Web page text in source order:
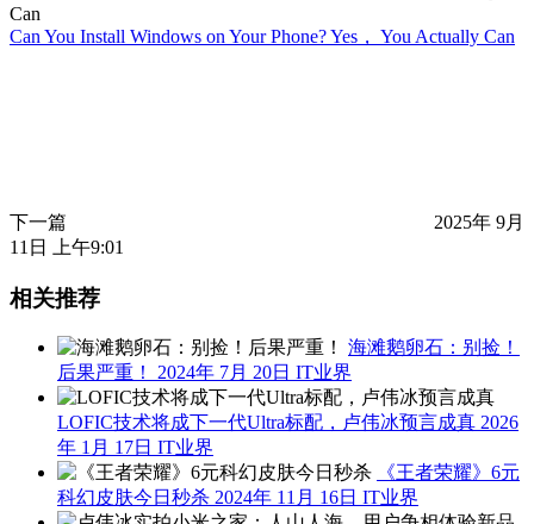
Can You Install Windows on Your Phone? Yes， You Actually Can
下一篇
2025年 9月
11日 上午9:01
相关推荐
海滩鹅卵石：别捡！
后果严重！ 2024年 7月 20日 IT业界
LOFIC技术将成下一代Ultra标配，卢伟冰预言成真 2026
年 1月 17日 IT业界
《王者荣耀》6元
科幻皮肤今日秒杀 2024年 11月 16日 IT业界